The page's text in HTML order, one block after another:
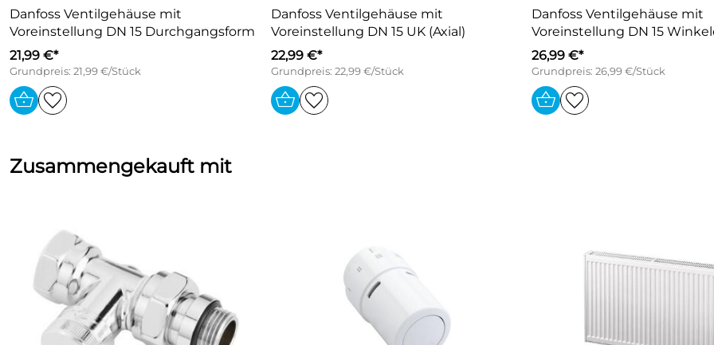
Danfoss Ventilgehäuse mit
Voreinstellung DN 15 Durchgangsform
21,99 €*
Grundpreis: 21,99 €/Stück
Danfoss Ventilgehäuse mit
Voreinstellung DN 15 UK (Axial)
22,99 €*
Grundpreis: 22,99 €/Stück
Danfoss Ventilgehäuse mit
Voreinstellung DN 15
26,99 €*
Grundpreis: 26,99 €/Stück
Zusammengekauft mit